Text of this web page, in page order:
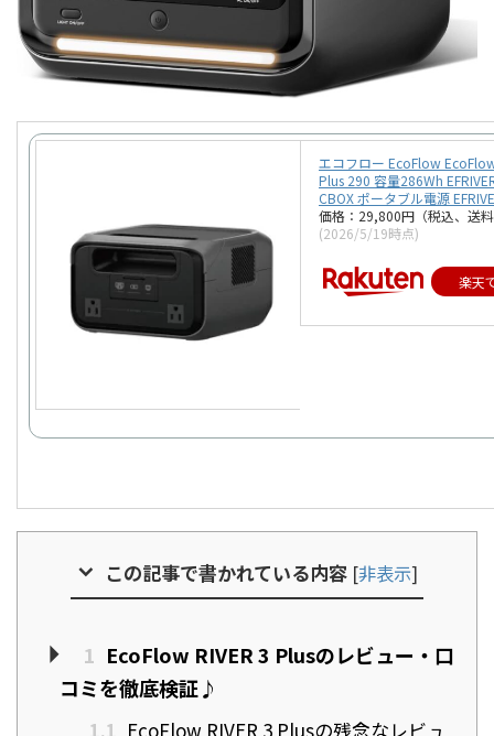
エコフロー EcoFlow
Plus 290 容量286Wh
CBOX ポータブル電源
価格：29,800円（税込、送
(2026/5/19時点)
楽天
この記事で書かれている内容 [非表示]
1 EcoFlow RIVER 3 Plusのレビュー・口
コミを徹底検証♪
1.1 EcoFlow RIVER 3 Plusの残念なレビュ